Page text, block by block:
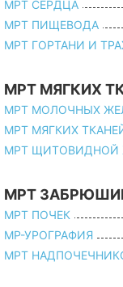
МРТ СЕРДЦА
МРТ ПИЩЕВОДА
МРТ ГОРТАНИ И
МРТ МЯГКИХ
МРТ МОЛОЧНЫХ
МРТ МЯГКИХ
МРТ ЩИТОВИДНОЙ
МРТ
МРТ ПОЧЕК
МР-УРОГРАФИЯ
МРТ